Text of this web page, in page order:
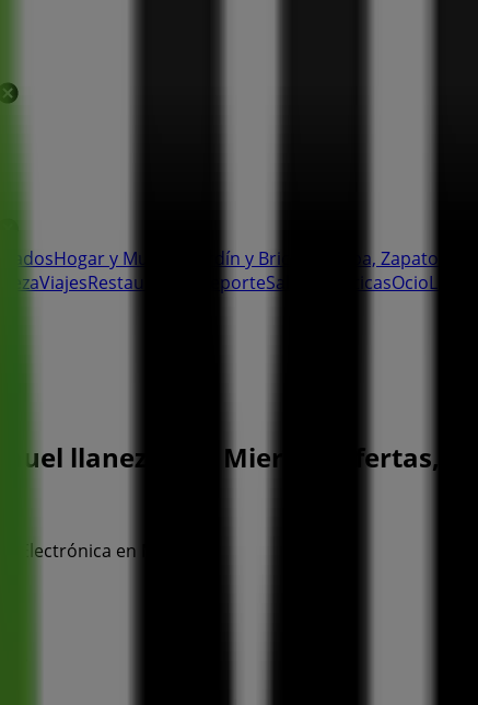
Hogar y Muebles Jardín y Bricolaje Ropa, Zapatos y
ViajesRestauración DeporteSalud y ÓpticasOcio
llaneza, 46, Mieres - Ofertas,
Electrónica en Mieres